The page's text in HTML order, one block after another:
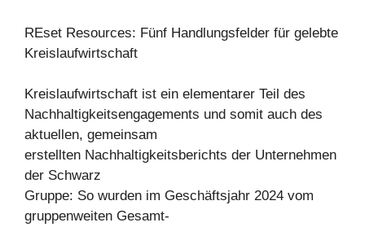
REset Resources: Fünf Handlungsfelder für gelebte
Kreislaufwirtschaft
Kreislaufwirtschaft ist ein elementarer Teil des
Nachhaltigkeitsengagements und somit auch des
aktuellen, gemeinsam
erstellten Nachhaltigkeitsberichts der Unternehmen
der Schwarz
Gruppe: So wurden im Geschäftsjahr 2024 vom
gruppenweiten Gesamt-